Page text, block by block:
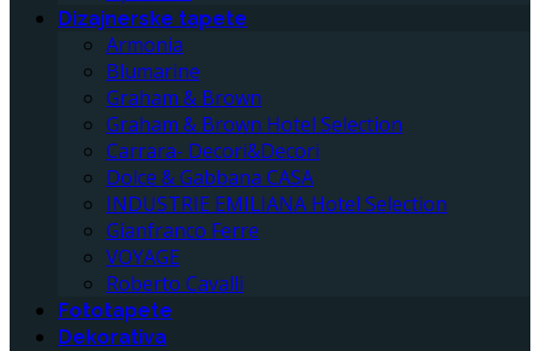
Dizajnerske tapete
Armonia
Blumarine
Graham & Brown
Graham & Brown Hotel Selection
Carrara- Decori&Decori
Dolce & Gabbana CASA
INDUSTRIE EMILIANA Hotel Selection
Gianfranco Ferre
VOYAGE
Roberto Cavalli
Fototapete
Dekorativa